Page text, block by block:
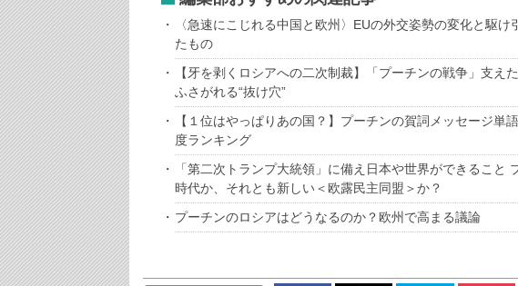
〈急速にこじれる中国と欧州〉EUの外交姿勢の変化と駆け
たもの
【牙を剥くロシアへの二次制裁】「プーチンの戦争」支え
ふさがれる“抜け穴”
【１位はやっぱりあの国？】プーチンの賀詞メッセージ単
度ランキング
「第二次トランプ大統領」に備え日本や世界ができること
時代か、それとも新しい＜欧露民主同盟＞か？
プーチンのロシアはどうなるのか？欧州で高まる議論